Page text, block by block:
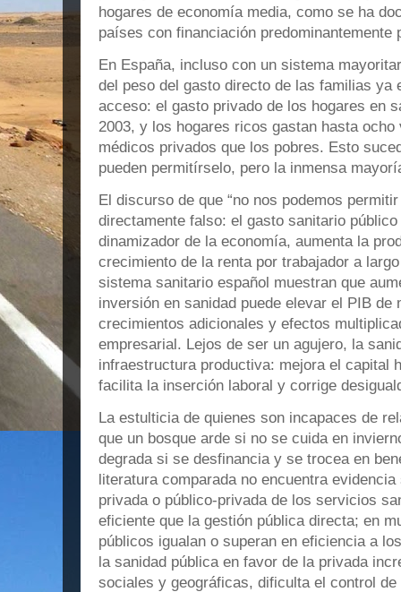
hogares de economía media, como se ha
países con financiación predominantemente
En España, incluso con un sistema
del peso del gasto directo de las familias ya
acceso: el gasto privado de los hogares en
2003, y los hogares ricos gastan hasta
médicos privados que los pobres. Esto
pueden permitírselo, pero la inmensa
El discurso de que “no nos podemos
directamente falso: el gasto sanitario
dinamizador de la economía, aumenta la
crecimiento de la renta por trabajador a
sistema sanitario español muestran que
inversión en sanidad puede elevar el PIB de
crecimientos adicionales y efectos
empresarial. Lejos de ser un agujero, la
infraestructura productiva: mejora el capital
facilita la inserción laboral y corrige
La estulticia de quienes son incapaces de
que un bosque arde si no se cuida en
degrada si se desfinancia y se trocea en
literatura comparada no encuentra
privada o público‑privada de los servicios
eficiente que la gestión pública directa; en
públicos igualan o superan en eficiencia a
la sanidad pública en favor de la privada
sociales y geográficas, dificulta el control